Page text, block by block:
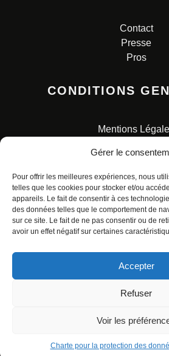
Gérer le
Pour offrir les meilleures expériences, nous
telles que les cookies pour stocker et/ou
appareils. Le fait de consentir à ces
des données telles que le comportement de
sur ce site. Le fait de ne pas consentir ou de
avoir un effet négatif sur certaines
Accepter
Refuser
Voir les
Charte pour la protection des
Contact
Presse
Pros
CONDITIONS
Mentions
Charte pour la protection des
© ALL RIGHTS RESERVED.